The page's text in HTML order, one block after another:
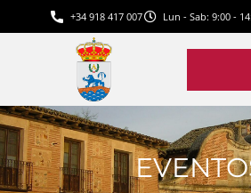
+34 918 417 007 Lun - Sab: 9:00 -